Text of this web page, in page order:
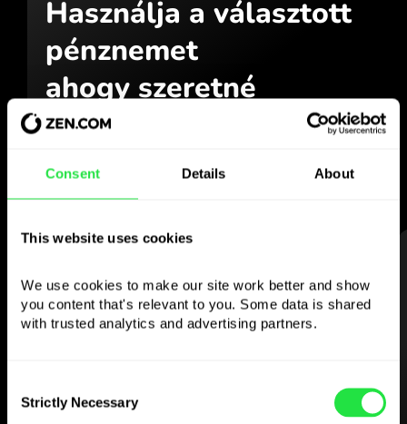
Consent Details About
This website uses cookies
We use cookies to make our site work better and show
you content that's relevant to you. Some data is shared
with trusted analytics and advertising partners.
Selection
Strictly Necessary
Használja a választott
pénznemet
ahogy szeretné
Küldjön pénzt külföldre,
jutalék nélkül, fizessen többdevizás
kártyával
ZEN.COM alkalmazást